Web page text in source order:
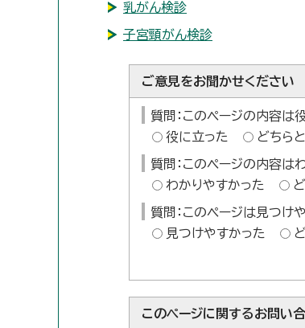
乳がん検診
子宮頸がん検診
ご意見をお聞かせください
質問：このページの内容は
役に立った
どちら
質問：このページの内容は
わかりやすかった
質問：このページは見つけ
見つけやすかった
このページに関するお問い